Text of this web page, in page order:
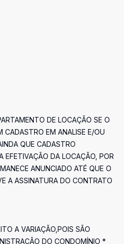
DE LOCAÇÃO SE O
CADASTRO EM ANALISE E/OU
QUE CADASTRO
EFETIVAÇÃO DA LOCAÇÃO, POR
ANUNCIADO ATÉ QUE O
A ASSINATURA DO CONTRATO
A VARIAÇÃO,POIS SÃO
DO CONDOMÍNIO *